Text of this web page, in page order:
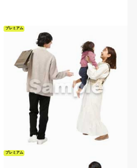
プレミアム
プレミアム